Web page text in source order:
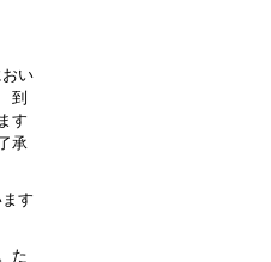
い
到
す
承
す
た